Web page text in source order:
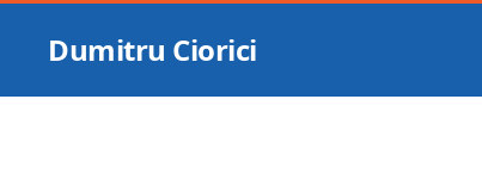
Dumitru Ciorici